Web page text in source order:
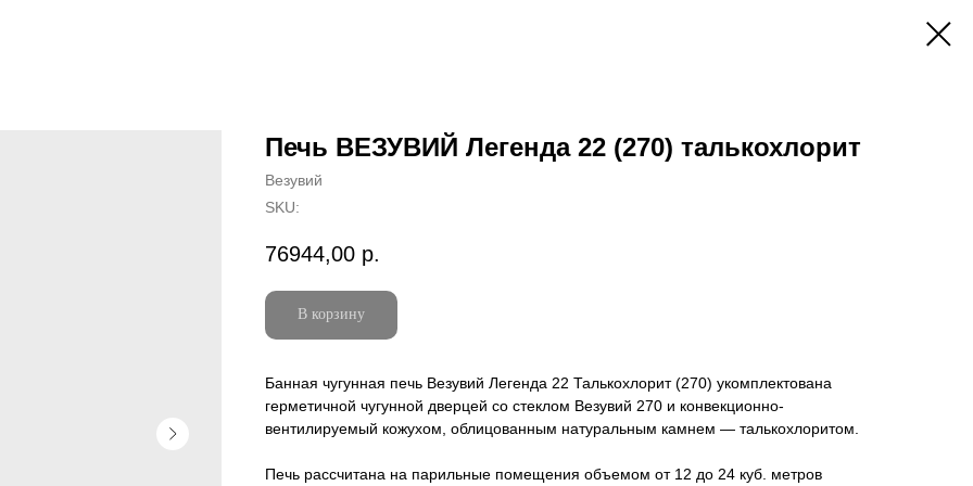
Печь ВЕЗУВИЙ Легенда 22 (270) талькохлорит
Везувий
SKU:
76944,00 р.
В корзину
Банная чугунная печь Везувий Легенда 22 Талькохлорит (270) укомплектована
герметичной чугунной дверцей со стеклом Везувий 270 и конвекционно-
вентилируемый кожухом, облицованным натуральным камнем — талькохлоритом.
Печь рассчитана на парильные помещения объемом от 12 до 24 куб. метров